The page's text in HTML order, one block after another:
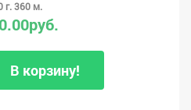
г. 360 м.
В корзину!